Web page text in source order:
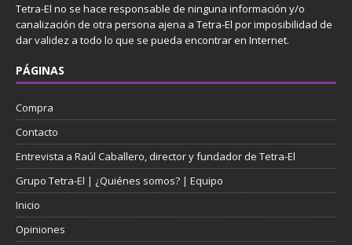
Tetra-El no se hace responsable de ninguna información y/o
canalización de otra persona ajena a Tetra-El por imposibilidad de
dar validez a todo lo que se pueda encontrar en Internet.
PÁGINAS
Compra
Contacto
Entrevista a Raúl Caballero, director y fundador de Tetra-El
Grupo Tetra-El | ¿Quiénes somos? | Equipo
Inicio
Opiniones